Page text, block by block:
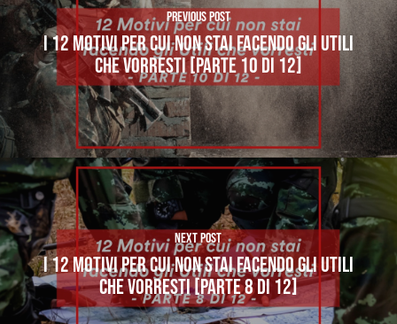
Previous Post
I 12 MOTIVI PER CUI NON STAI FACENDO GLI UTILI
CHE VORRESTI [PARTE 10 di 12]
Next Post
I 12 MOTIVI PER CUI NON STAI FACENDO GLI UTILI
CHE VORRESTI [PARTE 8 di 12]